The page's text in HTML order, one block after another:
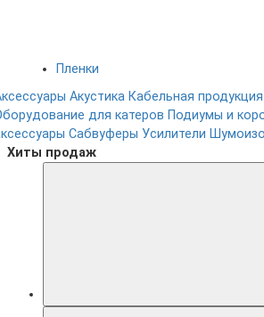
Пленки
Акустика Кабельная продукция
для катеров Подиумы и
Сабвуферы Усилители
Хиты продаж